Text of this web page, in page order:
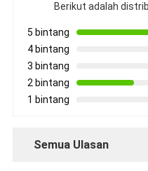
Berikut adalah
5 bintang
4 bintang
3 bintang
2 bintang
1 bintang
Semua Ulasan